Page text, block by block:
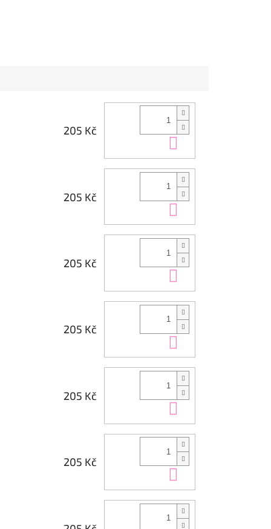
205 Kč
205 Kč
205 Kč
205 Kč
205 Kč
205 Kč